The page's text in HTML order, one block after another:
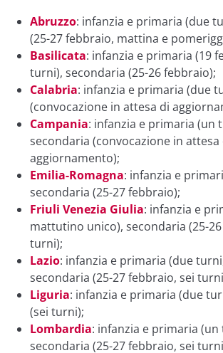
Abruzzo: infanzia e primaria (due
(25-27 febbraio, mattina e
Basilicata: infanzia e primaria (19
turni), secondaria (25-26 febbraio);
Calabria: infanzia e primaria (due
(convocazione in attesa di
Campania: infanzia e primaria (un
secondaria (convocazione in attesa
aggiornamento);
Emilia-Romagna: infanzia e
secondaria (25-27 febbraio);
Friuli Venezia Giulia: infanzia e
mattutino unico), secondaria (25-
turni);
Lazio: infanzia e primaria (due
secondaria (25-27 febbraio, sei
Liguria: infanzia e primaria (due
(sei turni);
Lombardia: infanzia e primaria (un
secondaria (25-27 febbraio, sei